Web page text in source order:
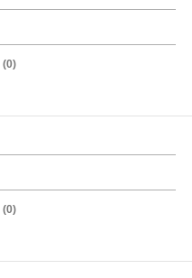
(0)
(0)